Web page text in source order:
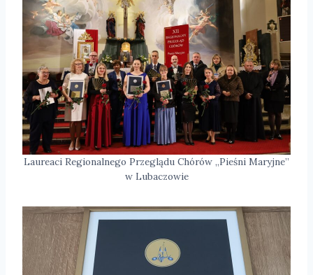
Laureaci Regionalnego Przeglądu Chórów „Pieśni Maryjne”
w Lubaczowie